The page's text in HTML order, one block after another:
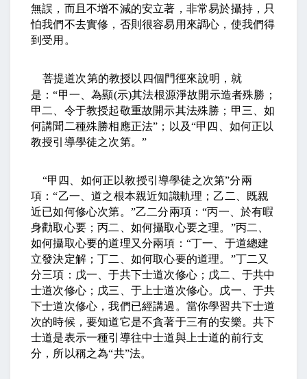
無誤，而且不增不減的安立著，非常易於攝持，只
怕我們不去實修，否則很容易用來調心，使我們得
到受用。
菩提道次第的教授以四個門徑來說明，就
是：“甲一、為顯(示)其法根源淨故開示造者殊勝；
甲二、令于教授起敬重故開示其法殊勝；甲三、如
何講聞二種殊勝相應正法” ；以及“甲四、如何正以
教授引導學徒之次第。 ”
“甲四、如何正以教授引導學徒之次第”分兩
項：“乙一、道之根本親近知識軌理；乙二、既親
近已如何修心次第。 ”乙二分兩項：“丙一、於有暇
身勸取心要；丙二、如何攝取心要之理。 ”丙二、
如何攝取心要的道理又分兩項： “丁一、于道總建
立發決定解；丁二、如何取心要的道理。 ”丁二又
分三項：戊一、于共下士道次修心；戊二、于共中
士道次修心；戊三、于上士道次修心。戊一、于共
下士道次修心，我們已經講過。當你學習共下士道
次的時候，要知道它是不貪著于三有的安樂。共下
士道是表示一種引導往中士道與上士道的前行支
分，所以稱之為“共”法。